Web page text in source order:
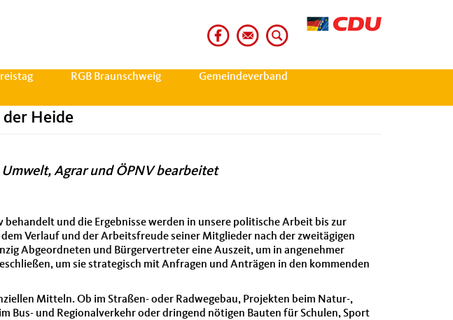
RGB Braunschweig
Gemeindeverband
Heide
Agrar und ÖPNV bearbeitet
und die Ergebnisse werden in unsere politische Arbeit bis zur
Verlauf und der Arbeitsfreude seiner Mitglieder nach der zweitägigen
Abgeordneten und Bürgervertreter eine Auszeit, um in angenehmer
um sie strategisch mit Anfragen und Anträgen in den kommenden
Mitteln. Ob im Straßen- oder Radwegebau, Projekten beim Natur-,
Bus- und Regionalverkehr oder dringend nötigen Bauten für Schulen, Sport